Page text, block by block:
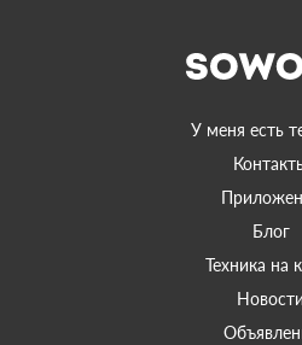
У меня есть
Блог
Техника на
Новости